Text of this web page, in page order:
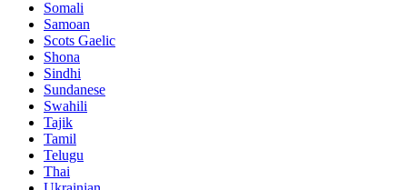
Somali
Samoan
Scots Gaelic
Shona
Sindhi
Sundanese
Swahili
Tajik
Tamil
Telugu
Thai